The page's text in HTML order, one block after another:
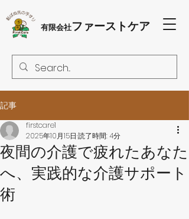
有限会社ファーストケア
記事
夜間の介護で疲れたあなた
へ、実践的な介護サポート
術
firstcare1
2025年10月15日 読了時間: 4分